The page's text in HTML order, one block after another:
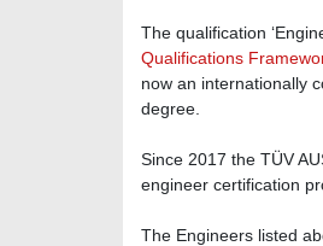
The qualification
Qualifications
now an internationally
degree.
Since 2017 the TÜV
engineer certification
The Engineers listed